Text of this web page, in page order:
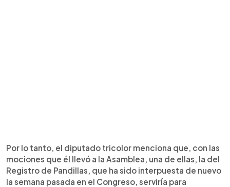
Por lo tanto, el diputado tricolor menciona que, con las
mociones que él llevó a la Asamblea, una de ellas, la del
Registro de Pandillas, que ha sido interpuesta de nuevo
la semana pasada en el Congreso, serviría para